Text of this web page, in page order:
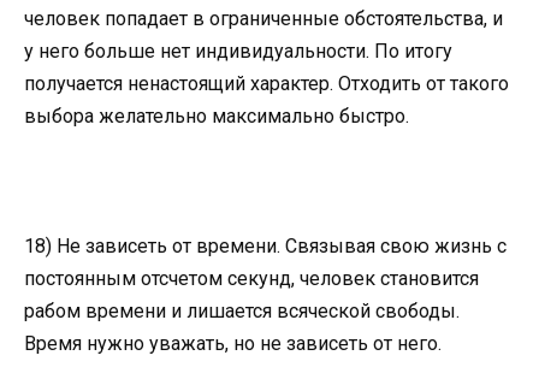
человек попадает в ограниченные обстоятельства, и
у него больше нет индивидуальности. По итогу
получается ненастоящий характер. Отходить от такого
выбора желательно максимально быстро.
18) Не зависеть от времени. Связывая свою жизнь с
постоянным отсчетом секунд, человек становится
рабом времени и лишается всяческой свободы.
Время нужно уважать, но не зависеть от него.